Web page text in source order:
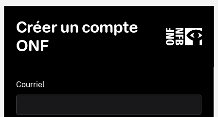
Créer un compte
ONF
Courriel